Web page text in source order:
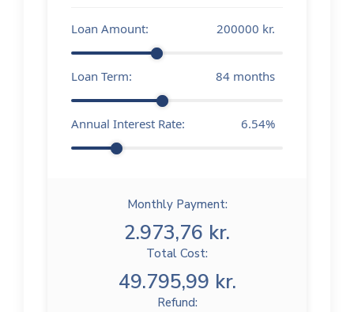
Loan Amount: 200000 kr.
Loan Term: 84 months
Annual Interest Rate: 6.54%
Monthly Payment:
2.973,76 kr.
Total Cost:
49.795,99 kr.
Refund: